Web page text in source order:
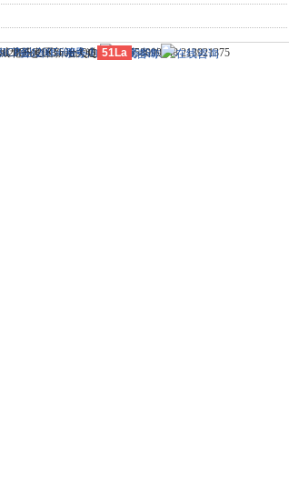
-商业合作-服务内容-服务条款
QQ群号：558099248 213921375
北开发区新冶大道
ICP备12005698号-1 51La